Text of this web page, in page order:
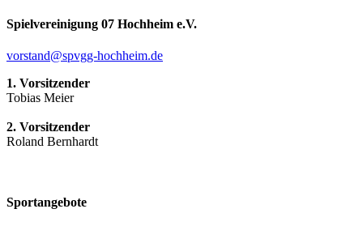
Spielvereinigung 07 Hochheim e.V.
vorstand@spvgg-hochheim.de
1. Vorsitzender
Tobias Meier
2. Vorsitzender
Roland Bernhardt
Sportangebote